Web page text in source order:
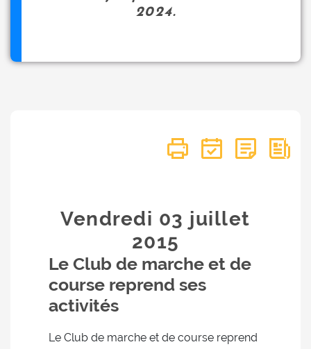
2024.
Vendredi 03 juillet
2015
Le Club de marche et de
course reprend ses
activités
Le Club de marche et de course reprend